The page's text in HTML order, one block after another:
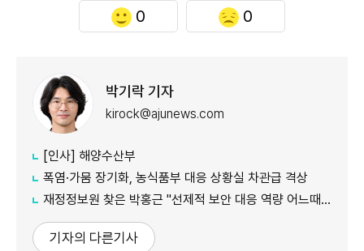
0 0
박기락 기자
kirock@ajunews.com
[인사] 해양수산부
폭염·가뭄 장기화, 농식품부 대응 상황실 차관급 격상
재정정보원 찾은 박홍근 "선제적 보안 대응 역량 어느때보다 중요"
기자의 다른기사